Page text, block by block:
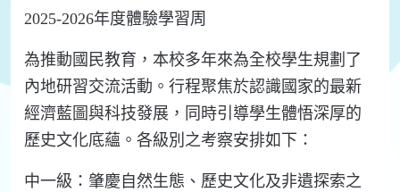
2025-2026年度體驗學習周
為推動國民教育，本校多年來為全校學生規劃了
內地研習交流活動。行程聚焦於認識國家的最新
經濟藍圖與科技發展，同時引導學生體悟深厚的
歷史文化底蘊。各級別之考察安排如下：
中一級：肇慶自然生態、歷史文化及非遺探索之